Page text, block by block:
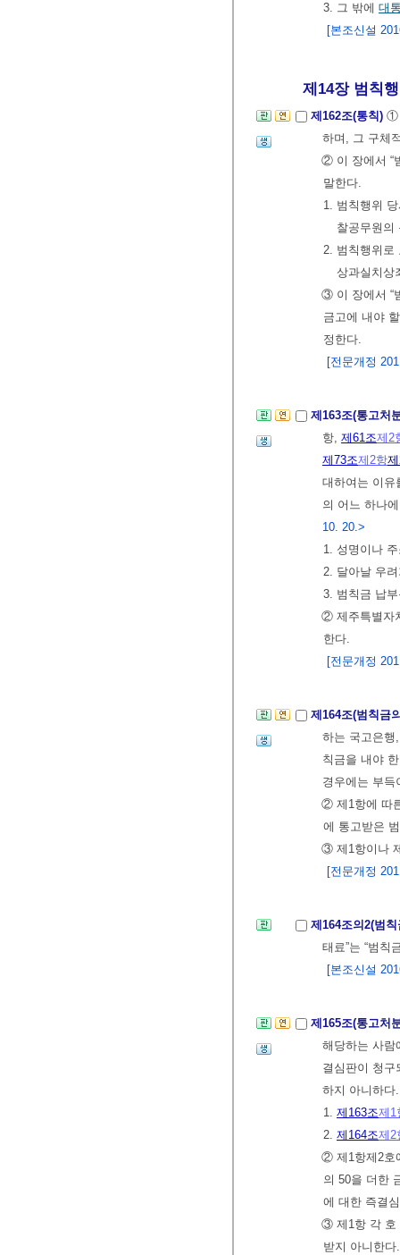
3. 그 밖에 대
[본조신설
제14장 범칙행
제162조(통칙) ①
하며, 그 구체
② 이 장에서 “
말한다.
1. 범칙행위
찰공무원의
2. 범칙행위
상과실치상
③ 이 장에서 “
금고에 내야
정한다.
[전문개정
제163조(통고처
항, 제61조제2
제73조제2항
대하여는 이유
의 어느 하나
10. 20.>
1. 성명이나
2. 달아날 우
3. 범칙금 납
② 제주특별자
한다.
[전문개정
제164조(범칙금
하는 국고은행
칙금을 내야
경우에는 부
② 제1항에 따
에 통고받은
③ 제1항이나
[전문개정
제164조의2(범
태료”는 “범칙
[본조신설
제165조(통고처
해당하는 사람
결심판이 청
하지 아니하
1. 제163조제1
2. 제164조제2
② 제1항제2호
의 50을 더한
에 대한 즉결
③ 제1항 각 호
받지 아니한다.